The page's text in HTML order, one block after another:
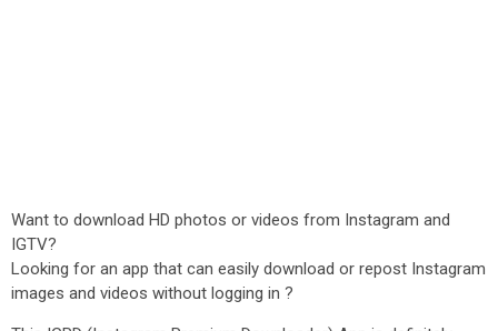
Want to download HD photos or videos from Instagram and
IGTV?
Looking for an app that can easily download or repost Instagram
images and videos without logging in ?